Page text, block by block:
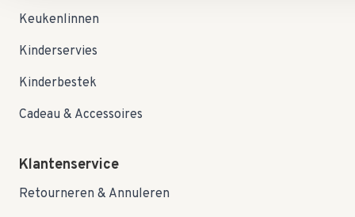
Keukenlinnen
Kinderservies
Kinderbestek
Cadeau & Accessoires
Klantenservice
Retourneren & Annuleren